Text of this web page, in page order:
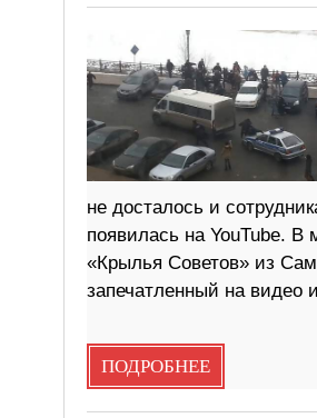
не досталось и
появилась на YouTube.
«Крылья Советов» из
запечатленный на видео
ПОДРОБНЕЕ